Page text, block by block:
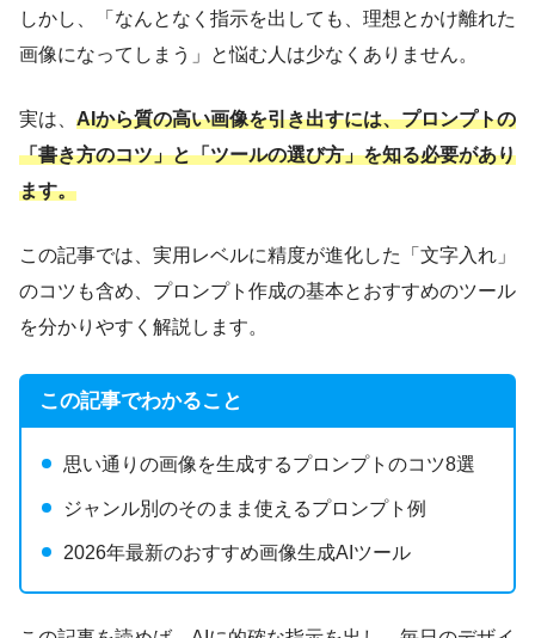
しかし、「なんとなく指示を出しても、理想とかけ離れた
画像になってしまう」と悩む人は少なくありません。
実は、 AIから質の高い画像を引き出すには、プロンプトの
「書き方のコツ」と「ツールの選び方」を知る必要があり
ます。
この記事では、実用レベルに精度が進化した「文字入れ」
のコツも含め、プロンプト作成の基本とおすすめのツール
を分かりやすく解説します。
この記事でわかること
思い通りの画像を生成するプロンプトのコツ8選
ジャンル別のそのまま使えるプロンプト例
2026年最新のおすすめ画像生成AIツール